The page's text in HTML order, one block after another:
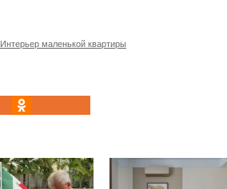
Интерьер маленькой квартиры